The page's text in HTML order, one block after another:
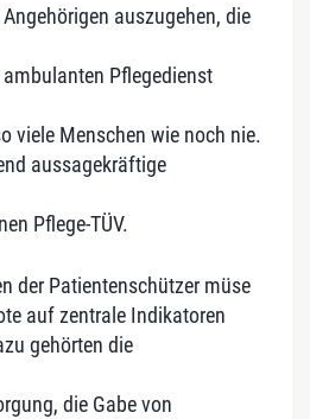
auszugehen, die
Pflegedienst
viele Menschen wie noch nie.
aussagekräftige
Pflege-TÜV.
der Patientenschützer müse
auf zentrale Indikatoren
gehörten die
die Gabe von